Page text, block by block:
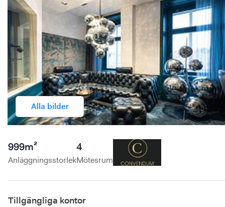
Alla bilder
999m²
Anläggningsstorlek
4
Mötesrum
Tillgängliga kontor